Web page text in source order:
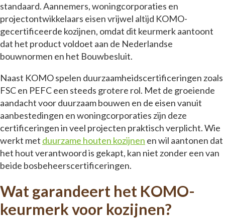
standaard. Aannemers, woningcorporaties en
projectontwikkelaars eisen vrijwel altijd KOMO-
gecertificeerde kozijnen, omdat dit keurmerk aantoont
dat het product voldoet aan de Nederlandse
bouwnormen en het Bouwbesluit.
Naast KOMO spelen duurzaamheidscertificeringen zoals
FSC en PEFC een steeds grotere rol. Met de groeiende
aandacht voor duurzaam bouwen en de eisen vanuit
aanbestedingen en woningcorporaties zijn deze
certificeringen in veel projecten praktisch verplicht. Wie
werkt met duurzame houten kozijnen en wil aantonen dat
het hout verantwoord is gekapt, kan niet zonder een van
beide bosbeheerscertificeringen.
Wat garandeert het KOMO-
keurmerk voor kozijnen?